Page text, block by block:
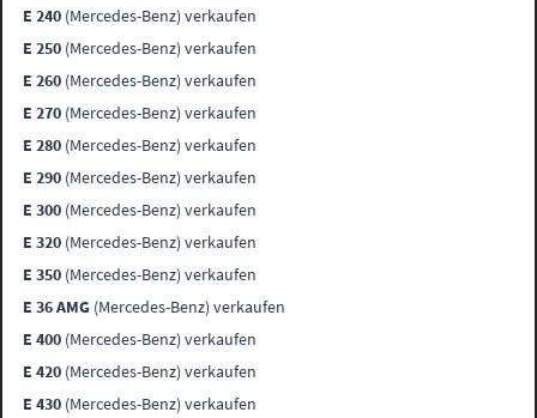
E 240 (Mercedes-Benz) verkaufen
E 250 (Mercedes-Benz) verkaufen
E 260 (Mercedes-Benz) verkaufen
E 270 (Mercedes-Benz) verkaufen
E 280 (Mercedes-Benz) verkaufen
E 290 (Mercedes-Benz) verkaufen
E 300 (Mercedes-Benz) verkaufen
E 320 (Mercedes-Benz) verkaufen
E 350 (Mercedes-Benz) verkaufen
E 36 AMG (Mercedes-Benz) verkaufen
E 400 (Mercedes-Benz) verkaufen
E 420 (Mercedes-Benz) verkaufen
E 430 (Mercedes-Benz) verkaufen